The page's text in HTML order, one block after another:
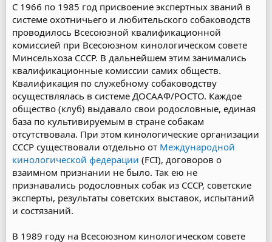
С 1966 по 1985 год присвоение экспертных званий в
системе охотничьего и любительского собаководств
проводилось Всесоюзной квалификационной
комиссией при Всесоюзном кинологическом совете
Минсельхоза СССР. В дальнейшем этим занимались
квалификационные комиссии самих обществ.
Квалификация по служебному собаководству
осуществлялась в системе ДОСААФ/РОСТО. Каждое
общество (клуб) выдавало свои родословные, единая
база по культивируемым в стране собакам
отсутствовала. При этом кинологические организации
CCCР существовали отдельно от Международной
кинологической федерации (FCI), договоров о
взаимном признании не было. Так ею не
признавались родословных собак из СССР, советские
эксперты, результаты советских выставок, испытаний
и состязаний.
В 1989 году на Всесоюзном кинологическом совете